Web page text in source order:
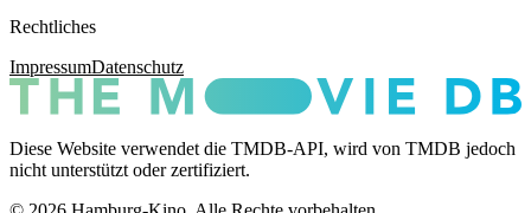
Rechtliches
ImpressumDatenschutz
Diese Website verwendet die TMDB-API, wird von TMDB jedoch
nicht unterstützt oder zertifiziert.